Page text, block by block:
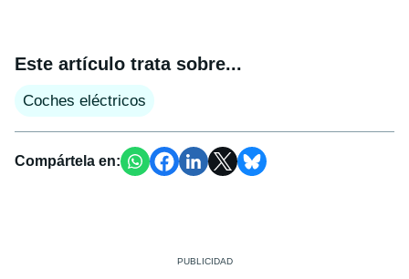
Este artículo trata sobre...
Coches eléctricos
Compártela en: